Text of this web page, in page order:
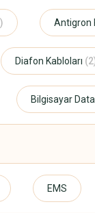
kadar tüm seçenekleri
Antigron
Diafon Kabloları
Bilgisayar
EMS